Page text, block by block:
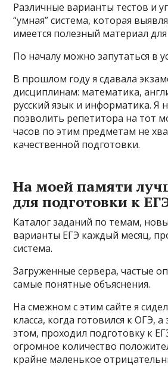
Различные варианты тестов и
“умная” система, которая
имеется полезный материал
По началу можно запутаться в
В прошлом году я сдавала
дисциплинам: математика,
русский язык и информатика. Я
позволить репетитора на тот
часов по этим предметам не
качественной подготовки.
На моей памяти
для подготовки к
Каталог заданий по темам,
варианты ЕГЭ каждый месяц,
система.
Загруженные сервера, частые
самые понятные объяснения.
На смежном с этим сайте я
класса, когда готовился к ОГЭ,
этом, проходил подготовку к
огромное количество
крайне маленькое